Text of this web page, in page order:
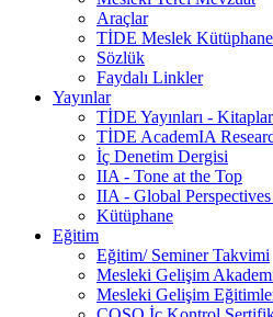
Araçlar
TİDE Meslek
Sözlük
Faydalı Linkler
Yayınlar
TİDE Yayınları - Kitaplar
TİDE AcademIA
İç Denetim Dergisi
IIA - Tone at the Top
IIA - Global
Kütüphane
Eğitim
Eğitim/ Seminer Takvimi
Mesleki Gelişim
Mesleki Gelişim